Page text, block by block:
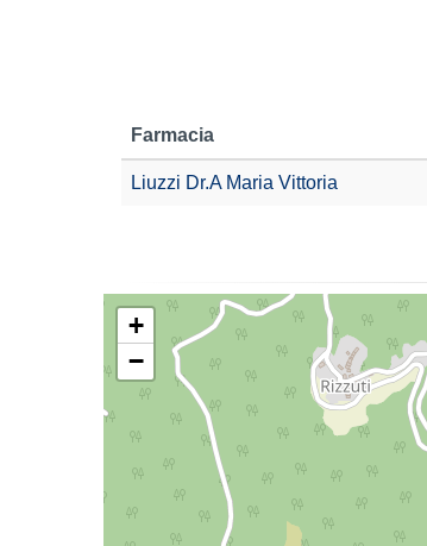
Farmacia
Liuzzi Dr.A Maria Vittoria
+
−